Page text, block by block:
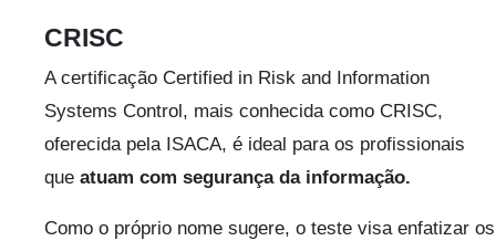
CRISC
A certificação Certified in Risk and Information
Systems Control, mais conhecida como CRISC,
oferecida pela ISACA, é ideal para os profissionais
que atuam com segurança da informação.
Como o próprio nome sugere, o teste visa enfatizar os